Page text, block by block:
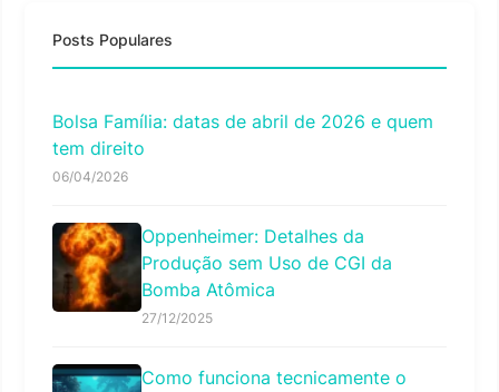
Posts Populares
Bolsa Família: datas de abril de 2026 e quem
tem direito
06/04/2026
Oppenheimer: Detalhes da
Produção sem Uso de CGI da
Bomba Atômica
27/12/2025
Como funciona tecnicamente o